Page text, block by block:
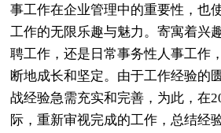
事工作在企业管理中的重要性，也
工作的无限乐趣与魅力。寄寓着兴
聘工作，还是日常事务性人事工作
断地成长和坚定。由于工作经验的
战经验急需充实和完善，为此，在
际，重新审视完成的工作，总结经